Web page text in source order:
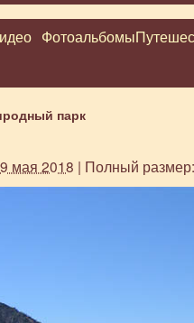
Фотоальбомы
парк
мая 2018 | Полный